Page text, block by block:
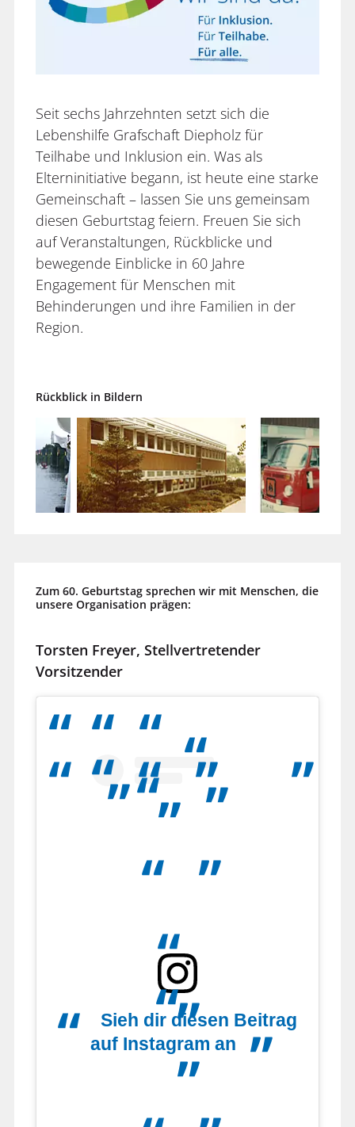
Seit sechs Jahrzehnten setzt sich die
Lebenshilfe Grafschaft Diepholz für
Teilhabe und Inklusion ein. Was als
Elterninitiative begann, ist heute eine starke
Gemeinschaft – lassen Sie uns gemeinsam
diesen Geburtstag feiern. Freuen Sie sich
auf Veranstaltungen, Rückblicke und
bewegende Einblicke in 60 Jahre
Engagement für Menschen mit
Behinderungen und ihre Familien in der
Region.
Rückblick in Bildern
Zum 60. Geburtstag sprechen wir mit Menschen, die
unsere Organisation prägen:
Torsten Freyer, Stellvertretender
Vorsitzender
Sieh dir diesen Beitrag
auf Instagram an